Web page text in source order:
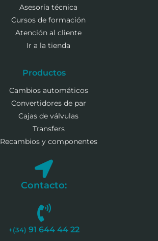
Asesoría técnica
Cursos de formación
Atención al cliente
Ir a la tienda
Productos
Cambios automáticos
Convertidores de par
Cajas de válvulas
Transfers
Recambios y componentes
Contacto:
+(34) 91 644 44 22